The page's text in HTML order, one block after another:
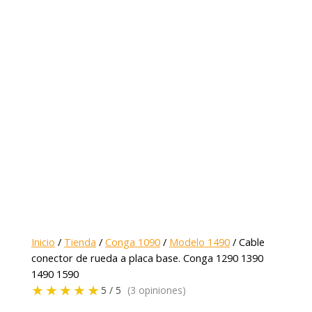
Inicio / Tienda /Conga 1090 / Modelo 1490 / Cable
conector de rueda a placa base. Conga 1290 1390
1490 1590
★★★★★ 5 / 5 (3 opiniones)